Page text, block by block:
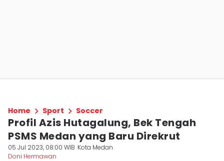
Home Sport Soccer
Profil Azis Hutagalung, Bek Tengah
PSMS Medan yang Baru Direkrut
05 Jul 2023, 08:00 WIB Kota Medan
Doni Hermawan